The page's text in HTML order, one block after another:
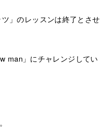
」のレッスンは終了とさせ
man」にチャレンジしてい